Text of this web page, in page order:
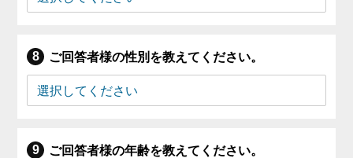
ご回答者様の性別を教えてください。
ご回答者様の年齢を教えてください。